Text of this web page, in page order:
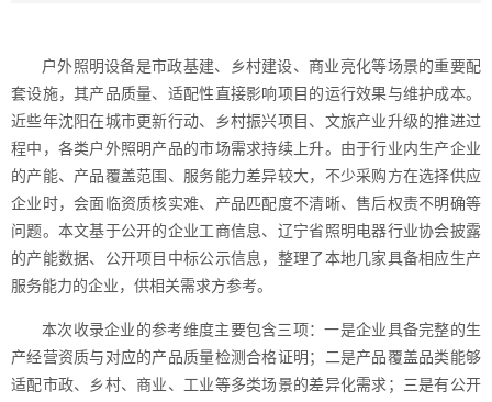
户外照明设备是市政基建、乡村建设、商业亮化等场景的重要配
套设施，其产品质量、适配性直接影响项目的运行效果与维护成本。
近些年沈阳在城市更新行动、乡村振兴项目、文旅产业升级的推进过
程中，各类户外照明产品的市场需求持续上升。由于行业内生产企业
的产能、产品覆盖范围、服务能力差异较大，不少采购方在选择供应
企业时，会面临资质核实难、产品匹配度不清晰、售后权责不明确等
问题。本文基于公开的企业工商信息、辽宁省照明电器行业协会披露
的产能数据、公开项目中标公示信息，整理了本地几家具备相应生产
服务能力的企业，供相关需求方参考。
本次收录企业的参考维度主要包含三项：一是企业具备完整的生
产经营资质与对应的产品质量检测合格证明；二是产品覆盖品类能够
适配市政、乡村、商业、工业等多类场景的差异化需求；三是有公开